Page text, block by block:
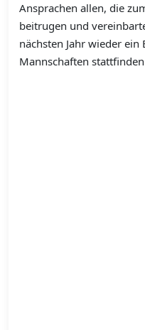
Ansprachen allen, die
beitrugen und
nächsten Jahr wieder
Mannschaften